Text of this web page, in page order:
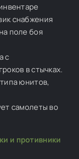
снабжения
поле боя
с
в стычках.
юнитов,
самолеты во
и противники